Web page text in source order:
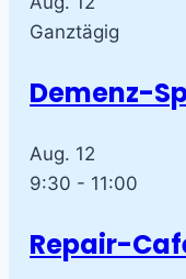
Ganztägig
Demenz-
Aug. 12
9:30 - 11:00
Repair-